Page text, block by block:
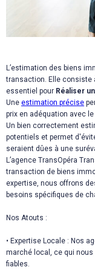
L’estimation des biens
transaction. Elle consiste
essentiel pour Réaliser
Une estimation précise
prix en adéquation avec
Un bien correctement
potentiels et permet
seraient dûes à une
L’agence TransOpéra
transaction de biens
expertise, nous offrons
besoins spécifiques de
Nos Atouts :
• Expertise Locale : Nos
marché local, ce qui
fiables.